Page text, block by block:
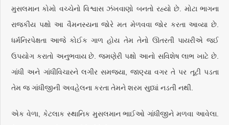
મુસલમાન કોમો વચ્ચેનો વિશ્વાસ ઝંખવાણો બનતો રહ્યો છે. મોટા ભાગના
રાજકીય પક્ષો આ વૈમનસ્યના જોરે મત મેળવવા જોર કરતા આવ્યા છે.
ધર્મનિરપેક્ષતા આજે કોઈક ગાળ હોય તેમ તેનો ઊતરતી પાયરીએ જઈ
ઉપયોગ કરાતો અનુભવાય છે. જમણેરી પક્ષો આનો સવિશેષ લાભ ખાટે છે.
ગાંધી અને ગાંધીવિચારને લગીર સમજ્યા, જાણ્યા વગર તે પર તૂટી પડતા
તેમ જ ગાંધીજીની અવહેલના કરતા તેમને શરમ સુધ્ધાં નડતી નથી.
એક વેળા, કેટલાક સ્થાનિક મુસલમાન ભાઈઓ ગાંધીજીને મળવા આવેલા.